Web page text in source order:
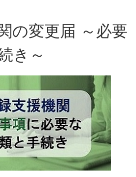
届 ～必要な書類と手続き～
の変更届 ～必要
き～